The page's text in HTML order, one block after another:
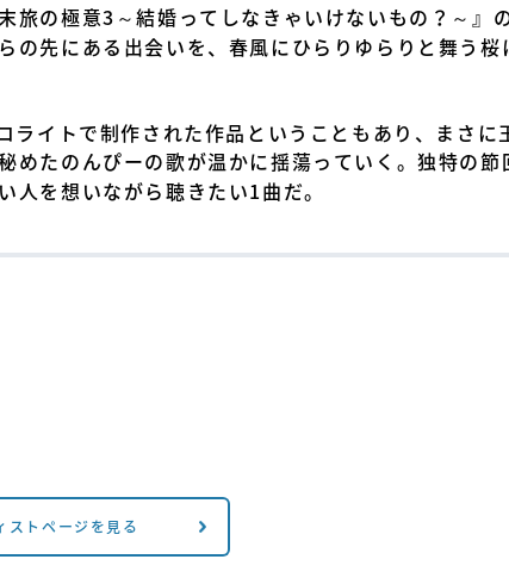
の極意3～結婚ってしなきゃいけないもの？～』
先にある出会いを、春風にひらりゆらりと舞う桜
イトで制作された作品ということもあり、まさに
めたのんぴーの歌が温かに揺蕩っていく。独特の節
を想いながら聴きたい1曲だ。
ストページを見る